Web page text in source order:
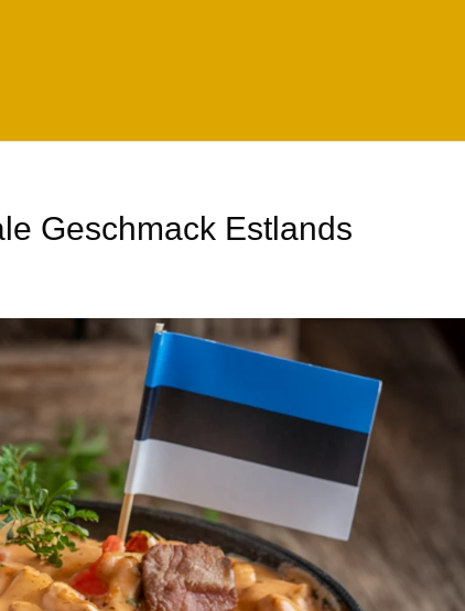
Geschmack Estlands